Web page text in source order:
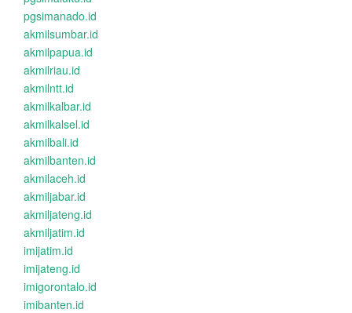
pgsimanado.id
akmilsumbar.id
akmilpapua.id
akmilriau.id
akmilntt.id
akmilkalbar.id
akmilkalsel.id
akmilbali.id
akmilbanten.id
akmilaceh.id
akmiljabar.id
akmiljateng.id
akmiljatim.id
imijatim.id
imijateng.id
imigorontalo.id
imibanten.id